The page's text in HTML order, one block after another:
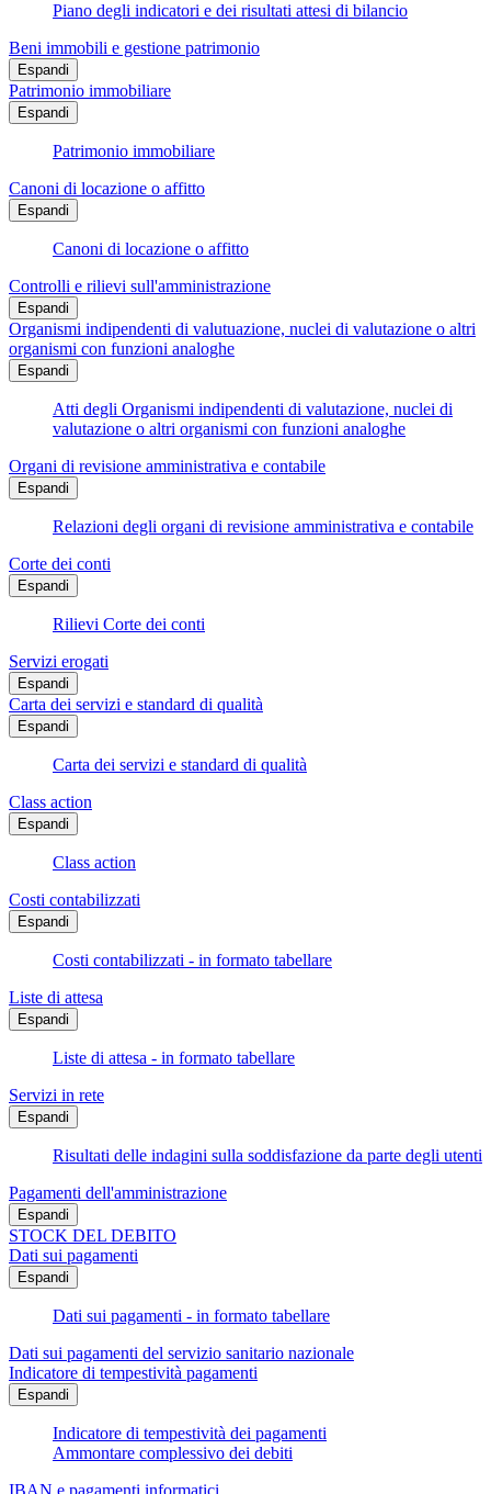
Piano degli indicatori e dei risultati attesi di bilancio
Beni immobili e gestione patrimonio
Espandi
Patrimonio immobiliare
Espandi
Patrimonio immobiliare
Canoni di locazione o affitto
Espandi
Canoni di locazione o affitto
Controlli e rilievi sull'amministrazione
Espandi
Organismi indipendenti di valutuazione, nuclei di valutazione o altri
organismi con funzioni analoghe
Espandi
Atti degli Organismi indipendenti di valutazione, nuclei di
valutazione o altri organismi con funzioni analoghe
Organi di revisione amministrativa e contabile
Espandi
Relazioni degli organi di revisione amministrativa e contabile
Corte dei conti
Espandi
Rilievi Corte dei conti
Servizi erogati
Espandi
Carta dei servizi e standard di qualità
Espandi
Carta dei servizi e standard di qualità
Class action
Espandi
Class action
Costi contabilizzati
Espandi
Costi contabilizzati - in formato tabellare
Liste di attesa
Espandi
Liste di attesa - in formato tabellare
Servizi in rete
Espandi
Risultati delle indagini sulla soddisfazione da parte degli utenti
Pagamenti dell'amministrazione
Espandi
STOCK DEL DEBITO
Dati sui pagamenti
Espandi
Dati sui pagamenti - in formato tabellare
Dati sui pagamenti del servizio sanitario nazionale
Indicatore di tempestività pagamenti
Espandi
Indicatore di tempestività dei pagamenti
Ammontare complessivo dei debiti
IBAN e pagamenti informatici